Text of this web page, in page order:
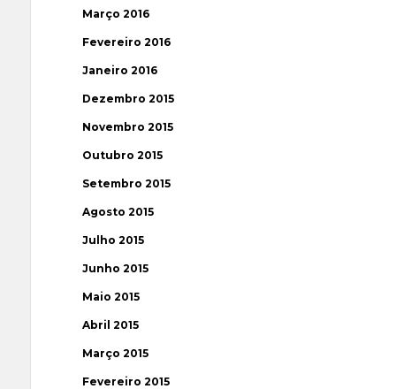
Março 2016
Fevereiro 2016
Janeiro 2016
Dezembro 2015
Novembro 2015
Outubro 2015
Setembro 2015
Agosto 2015
Julho 2015
Junho 2015
Maio 2015
Abril 2015
Março 2015
Fevereiro 2015